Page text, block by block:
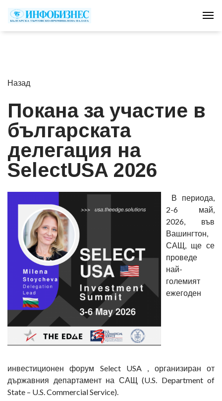
Назад
Покана за участие в
българската
делегация на
SelectUSA 2026
В периода,
2-6 май,
2026, във
Вашингтон,
САЩ, ще се
проведе
най-
големият
ежегоден
инвестиционен форум Select USA , организиран от
държавния департамент на САЩ (U.S. Department of
State – U.S. Commercial Service).